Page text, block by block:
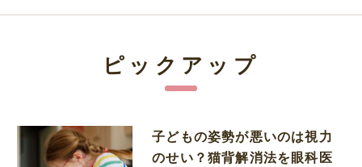
ピックアップ
子どもの姿勢が悪いのは視力
のせい？猫背解消法を眼科医